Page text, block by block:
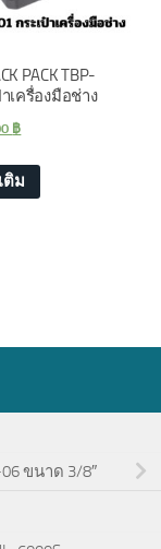
PACK TBP-
เครื่องมือช่าง
฿
ติม
ขนาด 3/8″